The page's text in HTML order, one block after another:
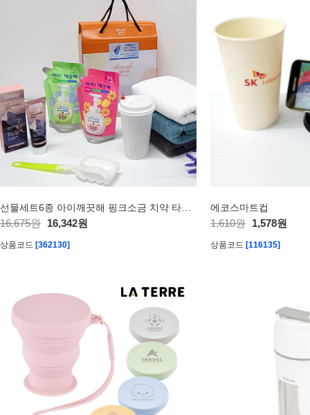
16,675원 16,342원
상품코드 [362130]
에코스마트컵
1,610원 1,578원
상품코드 [116135]